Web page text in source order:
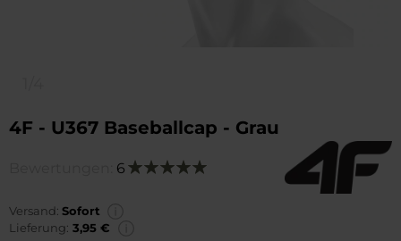
4F - U367 Baseballcap - Grau
6 Bewertung:
Versand: Sofort
Lieferung: 3,95 €